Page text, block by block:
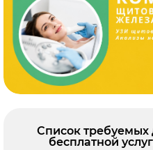
Список требуемых
бесплатной